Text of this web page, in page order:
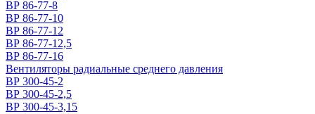
ВР 86-77-8
ВР 86-77-10
ВР 86-77-12
ВР 86-77-12,5
ВР 86-77-16
Вентиляторы радиальные среднего давления
ВР 300-45-2
ВР 300-45-2,5
ВР 300-45-3,15